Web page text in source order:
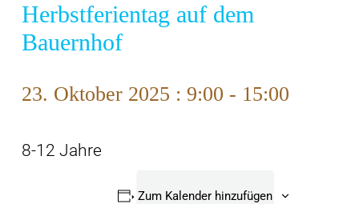
Herbstferientag auf dem
Bauernhof
23. Oktober 2025 : 9:00 - 15:00
8-12 Jahre
Zum Kalender hinzufügen